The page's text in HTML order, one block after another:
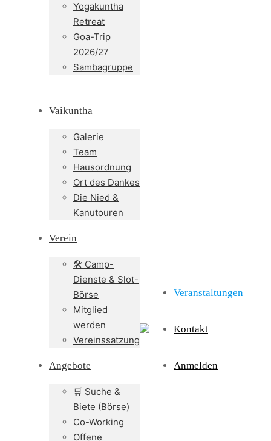
Yogakuntha
Retreat
Goa-Trip
2026/27
Sambagruppe
Vaikuntha
Galerie
Team
Hausordnung
Ort des Dankes
Die Nied &
Kanutouren
Verein
🛠️ Camp-
Dienste & Slot-
Börse
Mitglied
werden
Vereinssatzung
Angebote
🛒 Suche &
Biete (Börse)
Co-Working
Offene
Veranstaltungen
Kontakt
Anmelden